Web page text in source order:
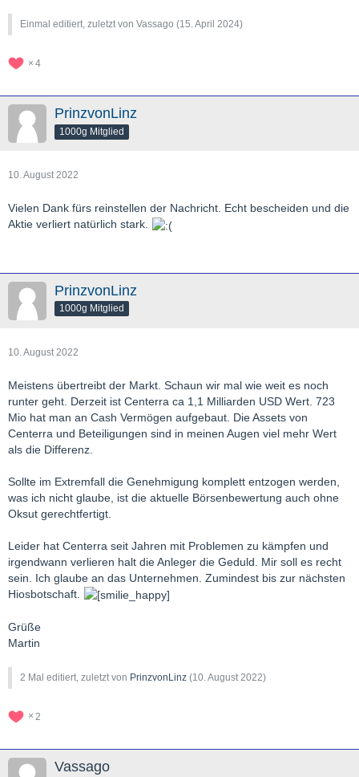
Einmal editiert, zuletzt von Vassago (15. April 2024)
4
PrinzvonLinz
1000g Mitglied
10. August 2022
Vielen Dank fürs reinstellen der Nachricht. Echt bescheiden und die
Aktie verliert natürlich stark.
PrinzvonLinz
1000g Mitglied
10. August 2022
Meistens übertreibt der Markt. Schaun wir mal wie weit es noch
runter geht. Derzeit ist Centerra ca 1,1 Milliarden USD Wert. 723
Mio hat man an Cash Vermögen aufgebaut. Die Assets von
Centerra und Beteiligungen sind in meinen Augen viel mehr Wert
als die Differenz.
Sollte im Extremfall die Genehmigung komplett entzogen werden,
was ich nicht glaube, ist die aktuelle Börsenbewertung auch ohne
Oksut gerechtfertigt.
Leider hat Centerra seit Jahren mit Problemen zu kämpfen und
irgendwann verlieren halt die Anleger die Geduld. Mir soll es recht
sein. Ich glaube an das Unternehmen. Zumindest bis zur nächsten
Hiosbotschaft.
Grüße
Martin
2 Mal editiert, zuletzt von PrinzvonLinz (10. August 2022)
2
Vassago